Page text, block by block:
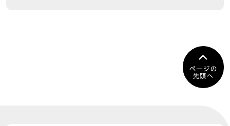
ページの
先頭へ